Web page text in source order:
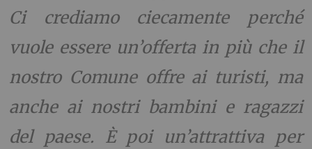
Ci crediamo ciecamente perché
vuole essere un’offerta in più che il
nostro Comune offre ai turisti, ma
anche ai nostri bambini e ragazzi
del paese. È poi un’attrattiva per